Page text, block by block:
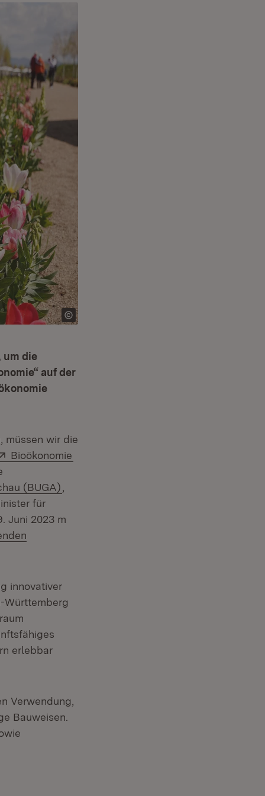
um die
auf der
müssen wir die
Extern:
Bioökonomie
(BUGA)
für
Juni 2023 m
innovativer
Württemberg
erlebbar
Verwendung,
Bauweisen.